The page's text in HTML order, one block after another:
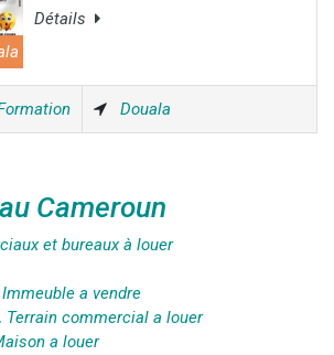
Détails
Douala
Cameroun
et bureaux à louer
a vendre
Terrain commercial a louer
a louer